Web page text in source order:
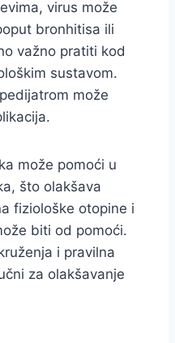
virus može
bronhitisa ili
važno pratiti kod
sustavom.
može
može pomoći u
što olakšava
fiziološke otopine i
biti od pomoći.
i pravilna
za olakšavanje